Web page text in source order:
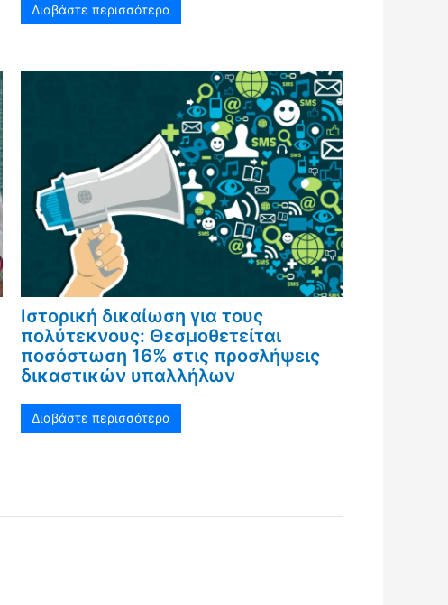
Διαβάστε περισσότερα
Ιστορική δικαίωση για τους
πολύτεκνους: Θεσμοθετείται
ποσόστωση 16% στις προσλήψεις
δικαστικών υπαλλήλων
Διαβάστε περισσότερα